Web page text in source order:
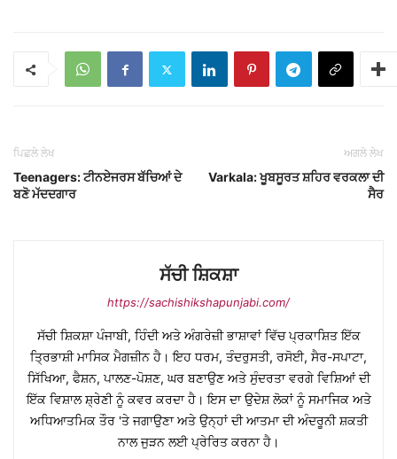
ਪਿਛਲੇ ਲੇਖ
Teenagers: ਟੀਨਏਜਰਸ ਬੱਚਿਆਂ ਦੇ
ਬਣੋ ਮੱਦਦਗਾਰ
ਅਗਲੇ ਲੇਖ
Varkala: ਖੂਬਸੂਰਤ ਸ਼ਹਿਰ ਵਰਕਲਾ ਦੀ
ਸੈਰ
ਸੱਚੀ ਸ਼ਿਕਸ਼ਾ
https://sachishikshapunjabi.com/
ਸੱਚੀ ਸ਼ਿਕਸ਼ਾ ਪੰਜਾਬੀ, ਹਿੰਦੀ ਅਤੇ ਅੰਗਰੇਜ਼ੀ ਭਾਸ਼ਾਵਾਂ ਵਿੱਚ ਪ੍ਰਕਾਸ਼ਿਤ ਇੱਕ
ਤ੍ਰਿਭਾਸ਼ੀ ਮਾਸਿਕ ਮੈਗਜ਼ੀਨ ਹੈ। ਇਹ ਧਰਮ, ਤੰਦਰੁਸਤੀ, ਰਸੋਈ, ਸੈਰ-ਸਪਾਟਾ,
ਸਿੱਖਿਆ, ਫੈਸ਼ਨ, ਪਾਲਣ-ਪੋਸ਼ਣ, ਘਰ ਬਣਾਉਣ ਅਤੇ ਸੁੰਦਰਤਾ ਵਰਗੇ ਵਿਸ਼ਿਆਂ ਦੀ
ਇੱਕ ਵਿਸ਼ਾਲ ਸ਼੍ਰੇਣੀ ਨੂੰ ਕਵਰ ਕਰਦਾ ਹੈ। ਇਸ ਦਾ ਉਦੇਸ਼ ਲੋਕਾਂ ਨੂੰ ਸਮਾਜਿਕ ਅਤੇ
ਅਧਿਆਤਮਿਕ ਤੌਰ 'ਤੇ ਜਗਾਉਣਾ ਅਤੇ ਉਨ੍ਹਾਂ ਦੀ ਆਤਮਾ ਦੀ ਅੰਦਰੂਨੀ ਸ਼ਕਤੀ
ਨਾਲ ਜੁੜਨ ਲਈ ਪ੍ਰੇਰਿਤ ਕਰਨਾ ਹੈ।